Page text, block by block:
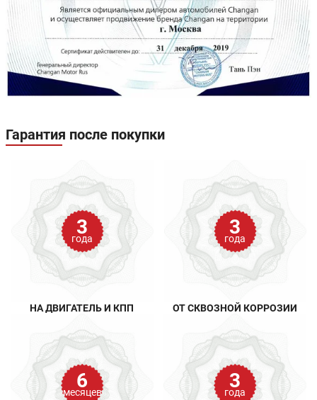
Гарантия после покупки
3
года
НА ДВИГАТЕЛЬ И КПП
3
года
ОТ СКВОЗНОЙ КОРРОЗИИ
6
месяцев 3
года